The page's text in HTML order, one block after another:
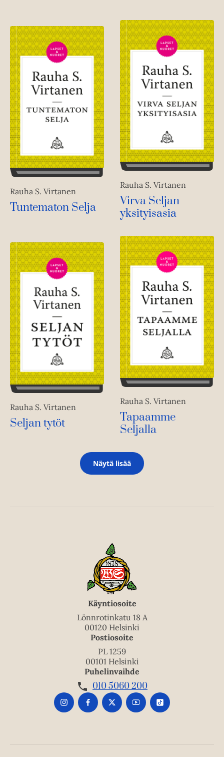
Rauha S. Virtanen
Tuntematon Selja
Rauha S. Virtanen
Virva Seljan
yksityisasia
Rauha S. Virtanen
Seljan tytöt
Rauha S. Virtanen
Tapaamme
Seljalla
Näytä lisää
Käyntiosoite
Lönnrotinkatu 18 A
00120 Helsinki
Postiosoite
PL 1259
00101 Helsinki
Puhelinvaihde
010 5060 200